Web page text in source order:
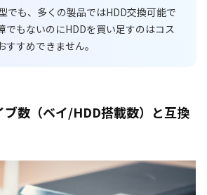
でも、多くの製品ではHDD交換可能で
でもないのにHDDを買い足すのはコス
すすめできません。
ブ数（ベイ/HDD搭載数）と互換